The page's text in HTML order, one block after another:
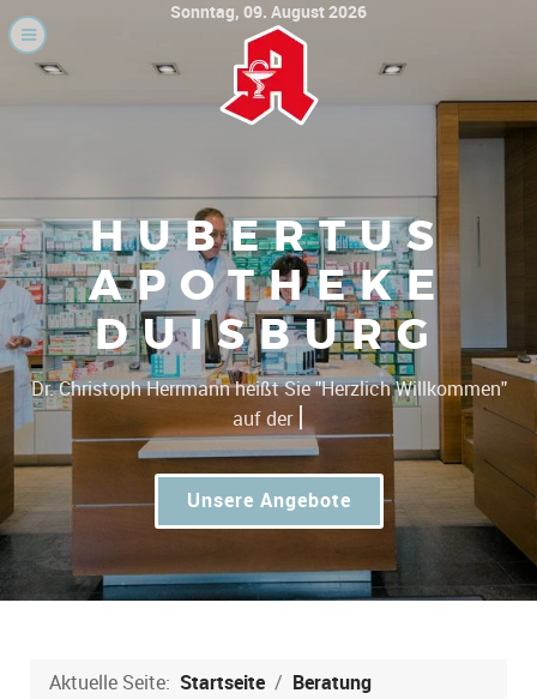
Sonntag, 09. August 2026
HUBERTUS
APOTHEKE
DUISBURG
Dr. Christoph Herrmann he|
Unsere Angebote
Aktuelle Seite: Startseite
Beratung